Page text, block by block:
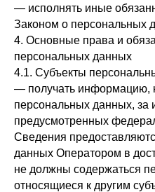
— исполнять иные
Законом о персональных
4. Основные права и
персональных данных
4.1. Субъекты
— получать информацию,
персональных данных, за
предусмотренных
Сведения
данных Оператором в
не должны содержаться
относящиеся к другим